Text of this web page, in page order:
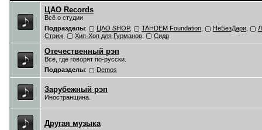
ЦAO Records
Всё о студии
Подразделы: ЦАО SHOP, TAHDEM Foundation НеБезДари
Стриж
Хип-Хоп для Гурманов Сидр
Отечественный рэп
Всё, где говорят по-русски.
Подразделы: Demos
Зарубежный рэп
Иностранщина.
Другая музыка